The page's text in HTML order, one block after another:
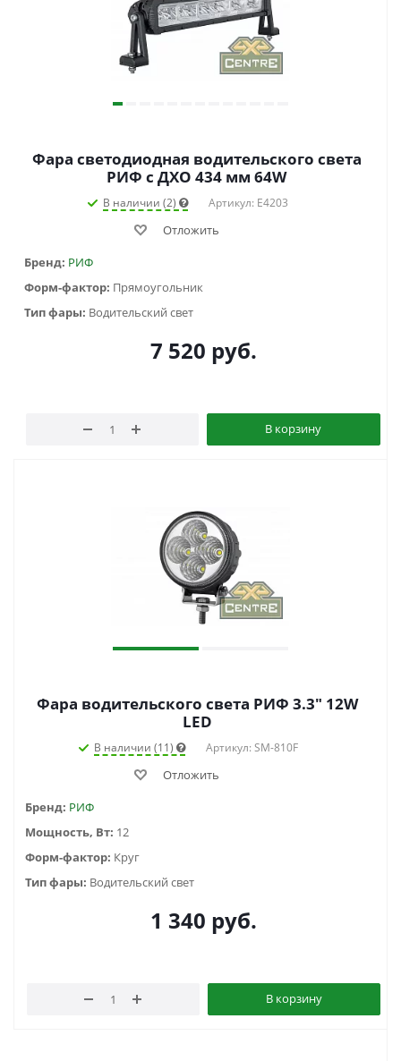
Фара светодиодная водительского света
РИФ с ДХО 434 мм 64W
В наличии (2) Артикул: E4203
Отложить
Бренд: РИФ
Форм-фактор: Прямоугольник
Тип фары: Водительский свет
7 520 руб.
В корзину
Фара водительского света РИФ 3.3" 12W
LED
В наличии (11) Артикул: SM-810F
Отложить
Бренд: РИФ
Мощность, Вт: 12
Форм-фактор: Круг
Тип фары: Водительский свет
1 340 руб.
В корзину